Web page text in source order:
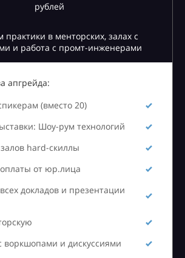
рублей
практики в менторских, залах с
и работа с промт-инженерами
апгрейда:
(вместо 20)
Шоу-рум технологий
hard-скиллы
от юр.лица
докладов и презентации
воркшопами и дискуссиями